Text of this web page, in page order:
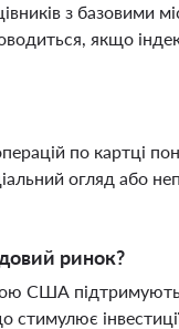
з базовими
якщо
по картці
огляд або
ринок?
США